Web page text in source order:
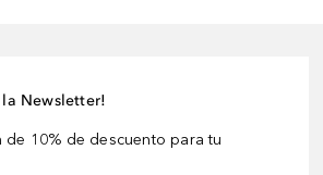
la Newsletter!
de 10% de descuento para tu